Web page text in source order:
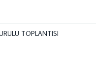
TOPLANTISI